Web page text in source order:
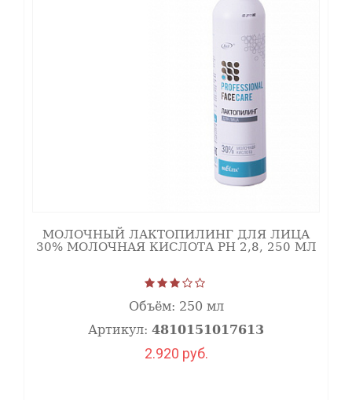
МОЛОЧНЫЙ ЛАКТОПИЛИНГ ДЛЯ ЛИЦА
30% МОЛОЧНАЯ КИСЛОТА РH 2,8, 250 МЛ
Объём: 250 мл
Артикул: 4810151017613
2.920 руб.